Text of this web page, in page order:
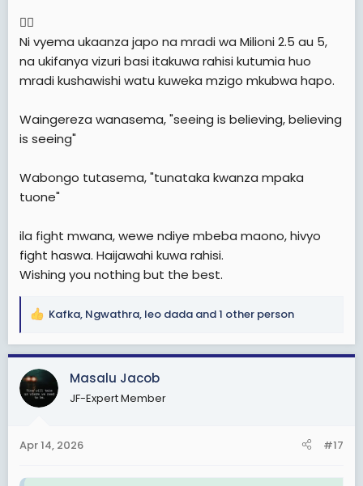
👇🏽
Ni vyema ukaanza japo na mradi wa Milioni 2.5 au 5,
na ukifanya vizuri basi itakuwa rahisi kutumia huo
mradi kushawishi watu kuweka mzigo mkubwa hapo.
Waingereza wanasema, "seeing is believing, believing
is seeing"
Wabongo tutasema, "tunataka kwanza mpaka
tuone"
ila fight mwana, wewe ndiye mbeba maono, hivyo
fight haswa. Haijawahi kuwa rahisi.
Wishing you nothing but the best.
R
a
c
t
i
s
Kafka, Ngwathra, leo dada and 1 other person
Masalu Jacob
JF-Expert Member
Apr 14, 2026 #17